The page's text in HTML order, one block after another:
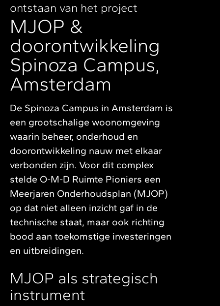
ontstaan van het project
MJOP &
doorontwikkeling
Spinoza Campus,
Amsterdam
De Spinoza Campus in Amsterdam is
een grootschalige woonomgeving
waarin beheer, onderhoud en
doorontwikkeling nauw met elkaar
verbonden zijn. Voor dit complex
stelde O-M-D Ruimte Pioniers een
Meerjaren Onderhoudsplan (MJOP)
op dat niet alleen inzicht gaf in de
technische staat, maar ook richting
bood aan toekomstige investeringen
en uitbreidingen.
MJOP als strategisch
instrument